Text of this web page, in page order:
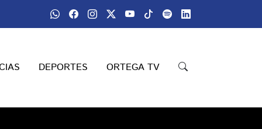
DEPORTES ORTEGA TV